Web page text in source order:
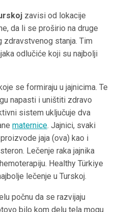
zavisi od lokacije
da li se proširio na druge
stanja. Tim
odlučiće koji su najbolji
se formiraju u jajnicima. Te
napasti i uništiti zdravo
sistem uključuje dva
maternice. Jajnici, svaki
jaja (ova) kao i
Lečenje raka jajnika
Healthy Türkiye
lečenje u Turskoj.
počnu da se razvijaju
bilo kom delu tela mogu